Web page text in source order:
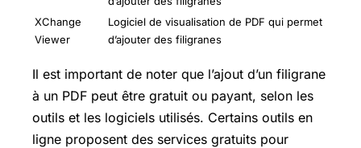
XChange
Viewer
Logiciel de visualisation de PDF qui permet
d’ajouter des filigranes
Il est important de noter que l’ajout d’un filigrane
à un PDF peut être gratuit ou payant, selon les
outils et les logiciels utilisés. Certains outils en
ligne proposent des services gratuits pour